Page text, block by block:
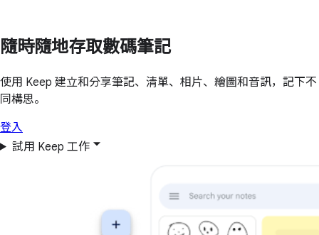
隨時隨地存取數碼筆記
使用 Keep 建立和分享筆記、清單、相片、繪圖和音訊，記下不
同構思。
登入
試用 Keep 工作